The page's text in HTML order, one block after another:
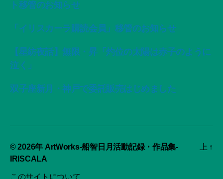
ト移管のお知らせ
「イリスカーラ購読会員」移管のお知らせ
【星紡夜話】無限・昇「灼位の太陽は赤子のように
泣く」
双子座新月・神戸で委託販売はじめました
© 2026年 ArtWorks-船智日月活動記録・作品集-
IRISCALA
このサイトについて
上 ↑